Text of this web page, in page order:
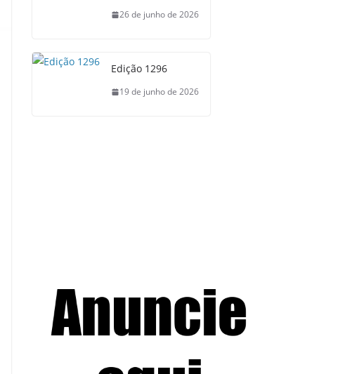
26 de junho de 2026
Edição 1296
19 de junho de 2026